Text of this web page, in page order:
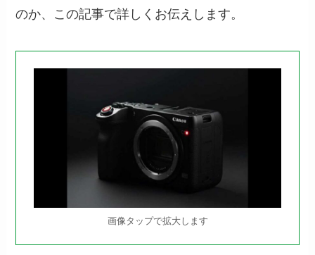
のか、この記事で詳しくお伝えします。
画像タップで拡大します